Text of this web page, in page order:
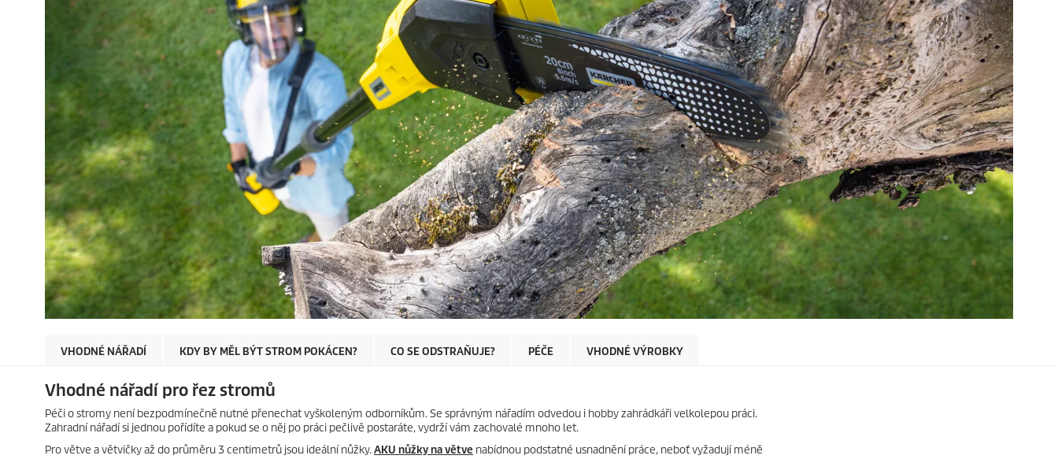
VHODNÉ NÁŘADÍ KDY BY MĚL BÝT STROM POKÁCEN? CO SE ODSTRAŇUJE? PÉČE VHODNÉ VÝROBKY
Vhodné nářadí pro řez stromů
Péči o stromy není bezpodmínečně nutné přenechat vyškoleným odborníkům. Se správným nářadím odvedou i hobby zahrádkáři velkolepou práci.
Zahradní nářadí si jednou pořídíte a pokud se o něj po práci pečlivě postaráte, vydrží vám zachovalé mnoho let.
Pro větve a větvičky až do průměru 3 centimetrů jsou ideální nůžky.AKU nůžky na větve nabídnou podstatné usnadnění práce, neboť vyžadují méně